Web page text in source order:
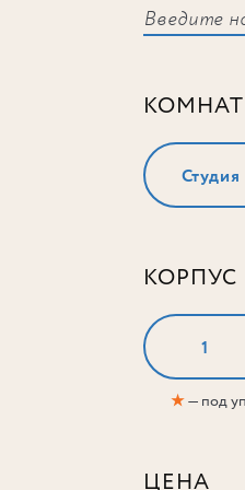
Студия
КОРПУС
1
★— под
ЦЕНА